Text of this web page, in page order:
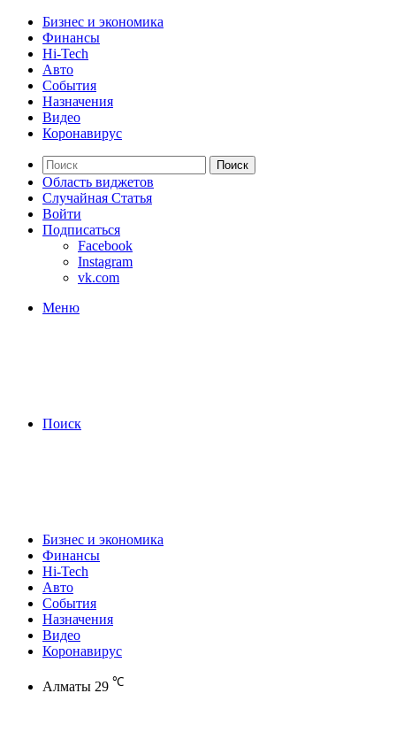
Бизнес и экономика
Финансы
Hi-Tech
Авто
События
Назначения
Видео
Коронавирус
Поиск
Область виджетов
Случайная Статья
Войти
Подписаться
Facebook
Instagram
vk.com
Меню
Поиск
Бизнес и экономика
Финансы
Hi-Tech
Авто
События
Назначения
Видео
Коронавирус
Алматы 29 ℃